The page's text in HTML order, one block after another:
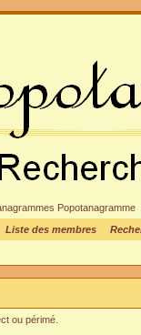
Popotanagramme
Liste des membres
ou périmé.